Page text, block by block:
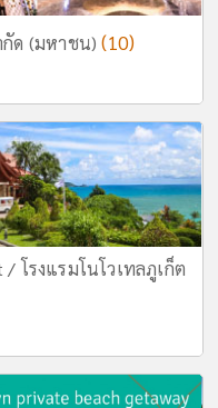
ด (มหาชน)(10)
โรงแรมโนโวเทลภูเก็ต